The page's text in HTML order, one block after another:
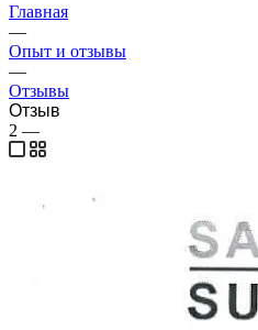
Главная
—
Опыт и отзывы
—
Отзывы
Отзыв
2 —